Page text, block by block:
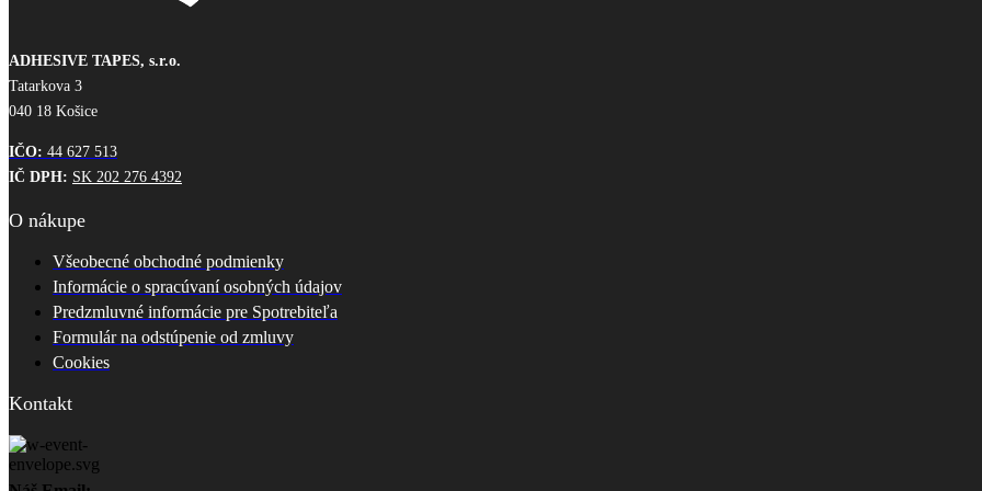
produktu.
ADHESIVE TAPES, s.r.o.
Tatarkova 3
040 18 Košice
IČO: 44 627 513
IČ DPH: SK 202 276 4392
O nákupe
Všeobecné obchodné podmienky
Informácie o spracúvaní osobných údajov
Predzmluvné informácie pre Spotrebiteľa
Formulár na odstúpenie od zmluvy
Cookies
Kontakt